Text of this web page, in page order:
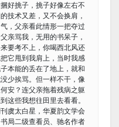
好挑子，挑子好像左右不
技术又差，又不会换肩，
，父亲看此情形一把夺过
亲骂我，无用的书呆子，
要考不上，你喝西北风还
它甩到我肩上，当时我感
本能的丢在了地上，就和
少挨骂。但一样不干，像
安？连父亲拖着残病之躯
这些我想往田里去看看。
虞太白星，华夏韵文学会
局二级查看员、驰名作者